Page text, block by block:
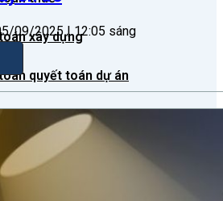
xây dựng
quyết toán dự án
toán theo ngành
09/2025 | 12:05 sáng